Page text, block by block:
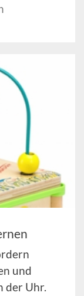
und
der Uhr.